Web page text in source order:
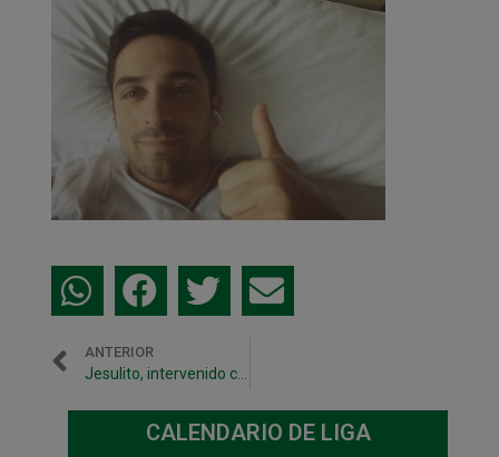
ANTERIOR
Jesulito, intervenido con éxito de hernia discal
CALENDARIO DE LIGA